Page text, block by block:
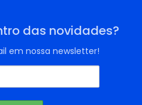
das novidades?
em nossa newsletter!